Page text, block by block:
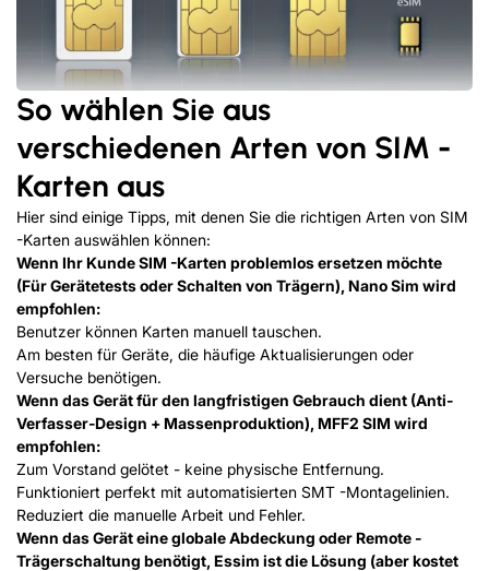
So wählen Sie aus
verschiedenen Arten von SIM -
Karten aus
Hier sind einige Tipps, mit denen Sie die richtigen Arten von SIM
-Karten auswählen können:
Wenn Ihr Kunde SIM -Karten problemlos ersetzen möchte
(Für Gerätetests oder Schalten von Trägern), Nano Sim wird
empfohlen:
Benutzer können Karten manuell tauschen.
Am besten für Geräte, die häufige Aktualisierungen oder
Versuche benötigen.
Wenn das Gerät für den langfristigen Gebrauch dient (Anti-
Verfasser-Design + Massenproduktion), MFF2 SIM wird
empfohlen:
Zum Vorstand gelötet - keine physische Entfernung.
Funktioniert perfekt mit automatisierten SMT -Montagelinien.
Reduziert die manuelle Arbeit und Fehler.
Wenn das Gerät eine globale Abdeckung oder Remote -
Trägerschaltung benötigt, Essim ist die Lösung (aber kostet